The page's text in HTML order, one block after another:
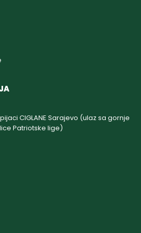
pijaci CIGLANE Sarajevo (ulaz sa gornje
Patriotske lige)